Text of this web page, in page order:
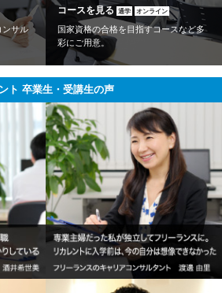
ンサル
コースを見る 通学 オンライン
国家資格の合格を目指すコースなど多
彩にご用意。
ト 卒業生・受講生の声